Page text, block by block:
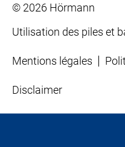
© 2026 Hörmann
Utilisation des piles et
Mentions légales
Disclaimer